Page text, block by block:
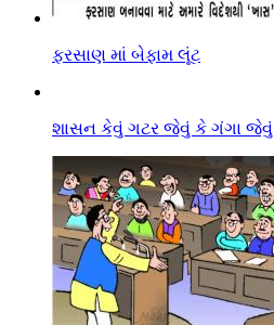
ફરસાણ માં બેફામ લૂંટ
શાસન કેવું ગટર જેવું કે ગંગા જેવું